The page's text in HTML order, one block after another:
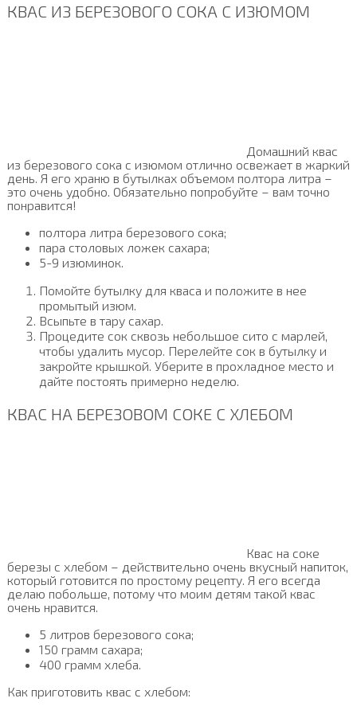
КВАС ИЗ БЕРЕЗОВОГО СОКА С ИЗЮМОМ
Домашний квас
из березового сока с изюмом отлично освежает в жаркий
день. Я его храню в бутылках объемом полтора литра –
это очень удобно. Обязательно попробуйте – вам точно
понравится!
полтора литра березового сока;
пара столовых ложек сахара;
5-9 изюминок.
Помойте бутылку для кваса и положите в нее
промытый изюм.
Всыпьте в тару сахар.
Процедите сок сквозь небольшое сито с марлей,
чтобы удалить мусор. Перелейте сок в бутылку и
закройте крышкой. Уберите в прохладное место и
дайте постоять примерно неделю.
КВАС НА БЕРЕЗОВОМ СОКЕ С ХЛЕБОМ
Квас на соке
березы с хлебом – действительно очень вкусный напиток,
который готовится по простому рецепту. Я его всегда
делаю побольше, потому что моим детям такой квас
очень нравится.
5 литров березового сока;
150 грамм сахара;
400 грамм хлеба.
Как приготовить квас с хлебом: